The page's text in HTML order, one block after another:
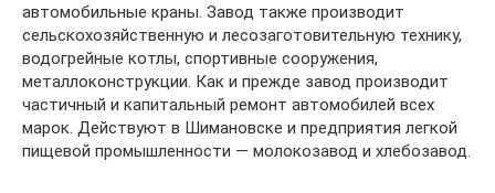
автомобильные краны. Завод также производит
сельскохозяйственную и лесозаготовительную технику,
водогрейные котлы, спортивные сооружения,
металлоконструкции. Как и прежде завод производит
частичный и капитальный ремонт автомобилей всех
марок. Действуют в Шимановске и предприятия легкой
пищевой промышленности — молокозавод и хлебозавод.